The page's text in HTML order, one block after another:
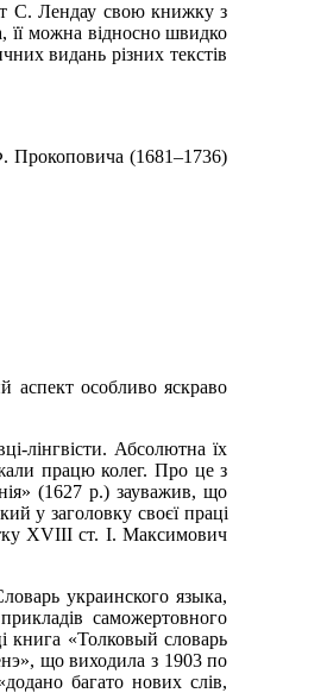
С. Лендау свою книжку з
її можна відносно швидко
видань різних текстів
Прокоповича (1681–1736)
аспект особливо яскраво
лінгвісти. Абсолютна їх
працю колег. Про це з
(1627 p.) зауважив, що
у заголовку своєї праці
XVIII ст. І. Максимович
украинского языка,
саможертовного
книга «Толковый словарь
що виходила з 1903 по
багато нових слів,